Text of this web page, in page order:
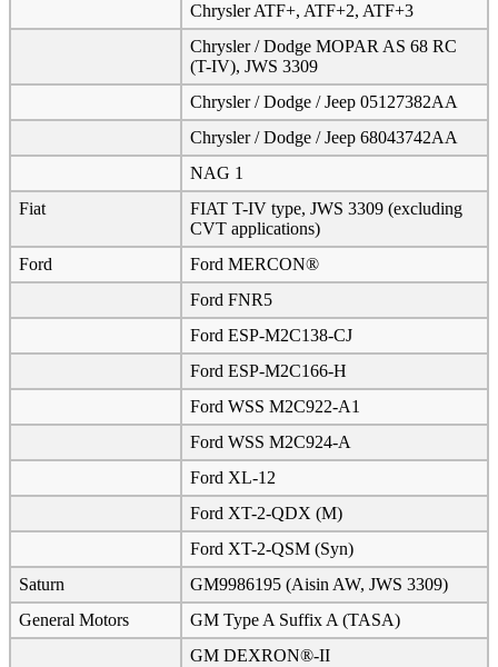
Chrysler ATF+, ATF+2, ATF+3
Chrysler / Dodge MOPAR AS 68 RC
(T-IV), JWS 3309
Chrysler / Dodge / Jeep 05127382AA
Chrysler / Dodge / Jeep 68043742AA
NAG 1
Fiat
FIAT T-IV type, JWS 3309 (excluding
CVT applications)
Ford
Ford MERCON®
Ford FNR5
Ford ESP-M2C138-CJ
Ford ESP-M2C166-H
Ford WSS M2C922-A1
Ford WSS M2C924-A
Ford XL-12
Ford XT-2-QDX (M)
Ford XT-2-QSM (Syn)
Saturn
GM9986195 (Aisin AW, JWS 3309)
General Motors
GM Type A Suffix A (TASA)
GM DEXRON®-II